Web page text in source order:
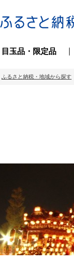
目玉品・限定品
ふるさと納税・地域から探す